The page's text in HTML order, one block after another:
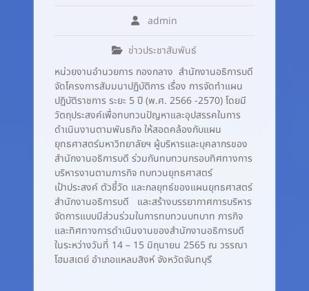
admin
ข่าวประชาสัมพันธ์
หน่วยงานอำนวยการ กองกลาง สำนักงานอธิการบดี
จัดโครงการสัมมนาปฏิบัติการ เรื่อง การจัดทำแผน
ปฏิบัติราชการ ระยะ 5 ปี (พ.ศ. 2566 -2570) โดยมี
วัตถุประสงค์เพื่อทบทวนปัญหาและอุปสรรคในการ
ดำเนินงานตามพันธกิจ ให้สอดคล้องกับแผน
ยุทธศาสตร์มหาวิทยาลัยฯ ผู้บริหารและบุคลากรของ
สำนักงานอธิการบดี ร่วมกันทบทวนกรอบทิศทางการ
บริหารงานตามภารกิจ ทบทวนยุทธศาสตร์
เป้าประสงค์ ตัวชี้วัด และกลยุทธ์ของแผนยุทธศาสตร์
สำนักงานอธิการบดี และสร้างบรรยากาศการบริหาร
จัดการแบบมีส่วนร่วมในการทบทวนบทบาท ภารกิจ
และทิศทางการดำเนินงานของสำนักงานอธิการบดี
ในระหว่างวันที่ 14 – 15 มิถุนายน 2565 ณ วรรณา
โฮมสเตย์ อำเภอแหลมสิงห์ จังหวัดจันทบุรี